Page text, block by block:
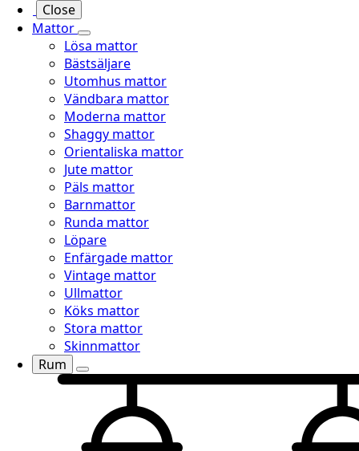
Close
Mattor
Lösa mattor
Bästsäljare
Utomhus mattor
Vändbara mattor
Moderna mattor
Shaggy mattor
Orientaliska mattor
Jute mattor
Päls mattor
Barnmattor
Runda mattor
Löpare
Enfärgade mattor
Vintage mattor
Ullmattor
Köks mattor
Stora mattor
Skinnmattor
Rum